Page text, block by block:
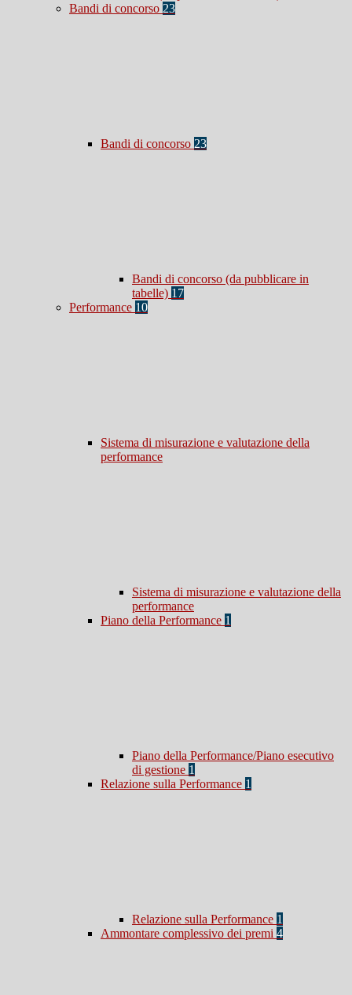
Bandi di concorso 23
Bandi di concorso 23
Bandi di concorso (da pubblicare in
tabelle) 17
Performance 10
Sistema di misurazione e valutazione della
performance
Sistema di misurazione e valutazione della
performance
Piano della Performance 1
Piano della Performance/Piano esecutivo
di gestione 1
Relazione sulla Performance 1
Relazione sulla Performance 1
Ammontare complessivo dei premi 4